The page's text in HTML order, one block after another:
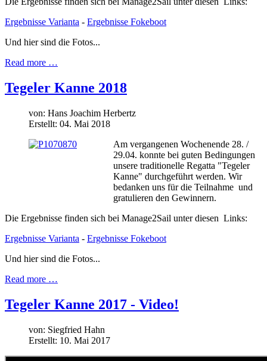
Ergebnisse Varianta - Ergebnisse Fokeboot
Und hier sind die Fotos...
Read more …
Tegeler Kanne 2018
von: Hans Joachim Herbertz
Erstellt: 04. Mai 2018
Am vergangenen Wochenende 28. /
29.04. konnte bei guten Bedingungen
unsere traditionelle Regatta "Tegeler
Kanne" durchgeführt werden. Wir
bedanken uns für die Teilnahme und
gratulieren den Gewinnern.
Die Ergebnisse finden sich bei Manage2Sail unter diesen Links:
Ergebnisse Varianta - Ergebnisse Fokeboot
Und hier sind die Fotos...
Read more …
Tegeler Kanne 2017 - Video!
von: Siegfried Hahn
Erstellt: 10. Mai 2017